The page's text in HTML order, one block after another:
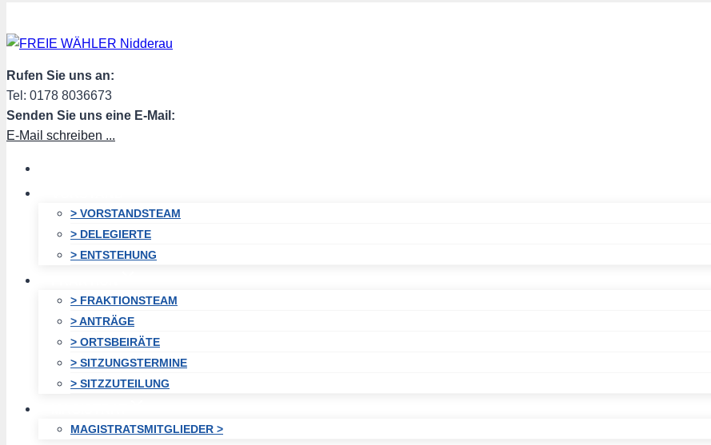
Inhalt
springen
Rufen Sie uns an:
Tel: 0178 8036673
Senden Sie uns eine E-Mail:
E-Mail schreiben ...
> VORSTANDSTEAM
> DELEGIERTE
> ENTSTEHUNG
> FRAKTIONSTEAM
> ANTRÄGE
> ORTSBEIRÄTE
> SITZUNGSTERMINE
> SITZZUTEILUNG
MAGISTRATSMITGLIEDER >